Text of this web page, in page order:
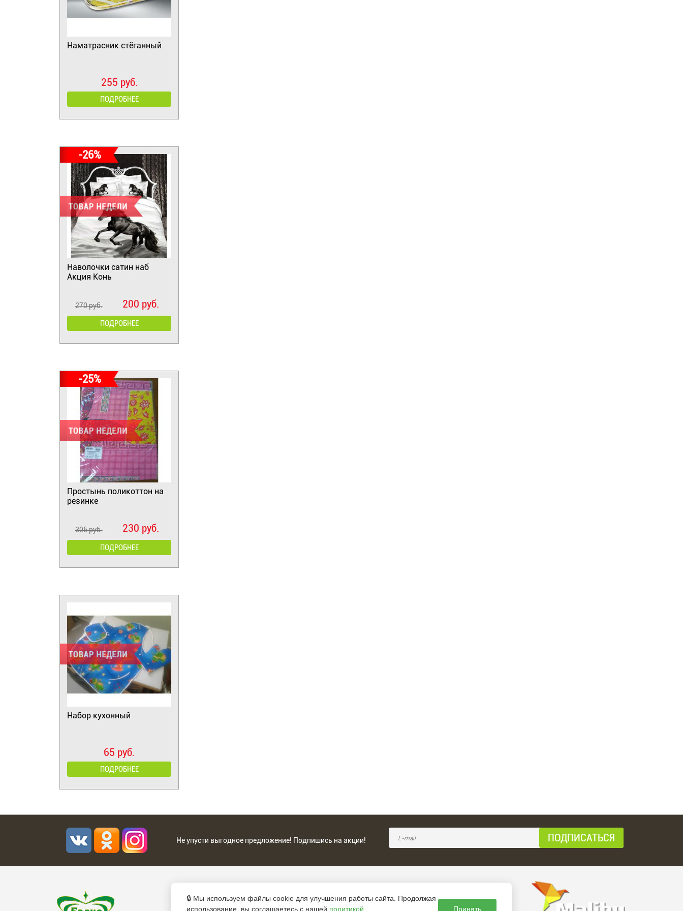
Наматрасник стёганный
255 руб.
ПОДРОБНЕЕ
-26%
Наволочки сатин наб
Акция Конь
270 руб. 200 руб.
ПОДРОБНЕЕ
-25%
Простынь поликоттон на
резинке
305 руб. 230 руб.
ПОДРОБНЕЕ
Набор кухонный
65 руб.
ПОДРОБНЕЕ
Не упусти выгодное предложение! Подпишись на акции!
8 (4932) 58-50-05
ПЕРЕЗВОНИТЕ МНЕ
🔒 Мы используем файлы cookie для улучшения работы сайта. Продолжая
использование, вы соглашаетесь с нашей политикой Принять